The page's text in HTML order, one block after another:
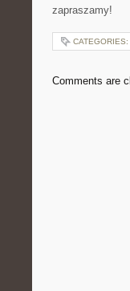
zapraszamy!
CATEGORIES:
Comments are